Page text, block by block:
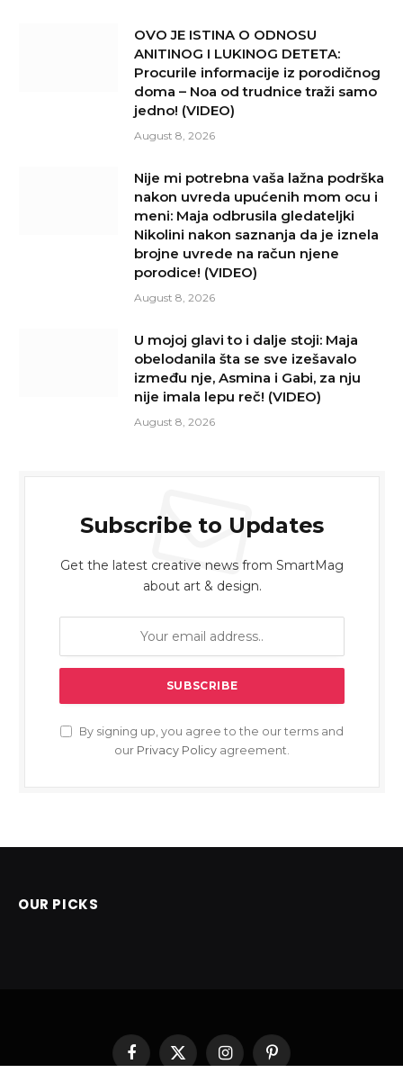
OVO JE ISTINA O ODNOSU
ANITINOG I LUKINOG DETETA:
Procurile informacije iz porodičnog
doma – Noa od trudnice traži samo
jedno! (VIDEO)
August 8, 2026
Nije mi potrebna vaša lažna podrška
nakon uvreda upućenih mom ocu i
meni: Maja odbrusila gledateljki
Nikolini nakon saznanja da je iznela
brojne uvrede na račun njene
porodice! (VIDEO)
August 8, 2026
U mojoj glavi to i dalje stoji: Maja
obelodanila šta se sve izešavalo
između nje, Asmina i Gabi, za nju
nije imala lepu reč! (VIDEO)
August 8, 2026
Subscribe to Updates
Get the latest creative news from SmartMag
about art & design.
By signing up, you agree to the our terms and
our Privacy Policy agreement.
OUR PICKS
Facebook
X
InstagramPinterest